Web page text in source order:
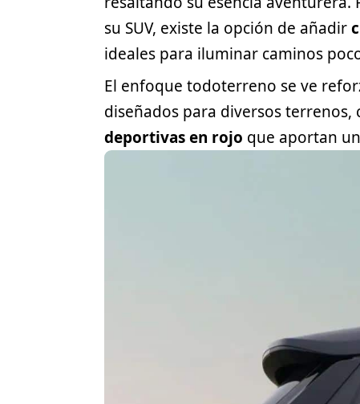
su SUV, existe la opción de añadir
ideales para iluminar caminos
El enfoque todoterreno se ve
diseñados para diversos
deportivas en rojo que aportan